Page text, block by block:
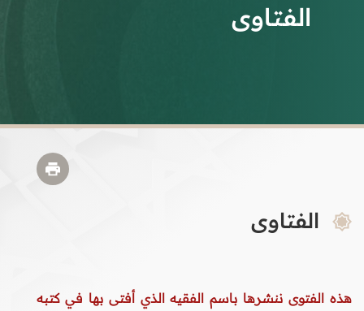
الفتاوى
الفتاوى
هذه الفتوى ننشرها باسم الفقيه الذي أفتى بها في كتبه